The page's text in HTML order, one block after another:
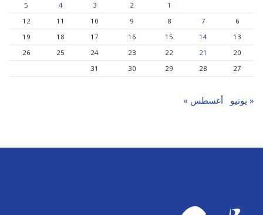
1
2
3
4
5
6
7
8
9
10
11
12
13
14
15
16
17
18
19
20
21
22
23
24
25
26
27
28
29
30
31
« يونيو أغسطس »